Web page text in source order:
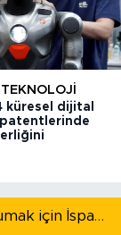
küresel dijital
İtalya Başbakanı: Ulusal güvenliği korumak için İspanya ile Schengen kapsamındaki serbest dolaşımı askıya alıyoruz